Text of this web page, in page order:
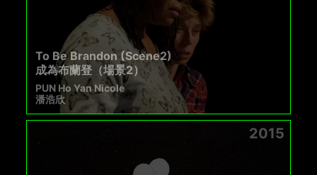
To Be Brandon (Scene2)
成為布蘭登（場景2）
PUN Ho Yan Nicole
潘浩欣
2015